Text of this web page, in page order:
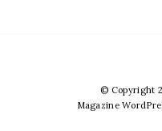
© Copyright
Magazine